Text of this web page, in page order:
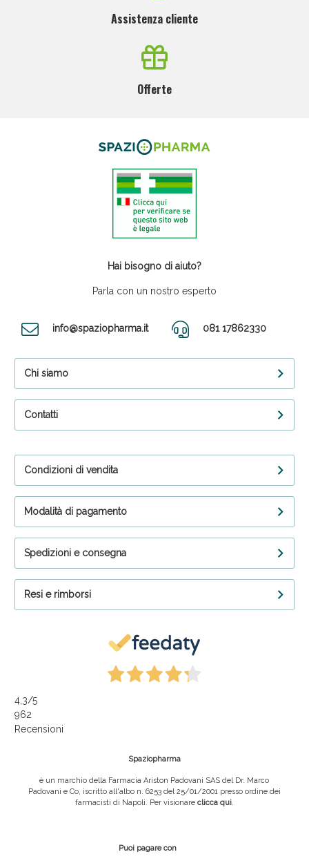
Assistenza cliente
Offerte
Hai bisogno di aiuto?
Parla con un nostro esperto
info@spaziopharma.it 081 17862330
Chi siamo
Contatti
Condizioni di vendita
Modalità di pagamento
Spedizioni e consegna
Resi e rimborsi
4,3/5
962
Recensioni
Spaziopharma
è un marchio della Farmacia Ariston Padovani SAS del Dr. Marco
Padovani e Co, iscritto all'albo n. 6253 del 25/01/2001 presso ordine dei
farmacisti di Napoli. Per visionare clicca qui.
Puoi pagare con